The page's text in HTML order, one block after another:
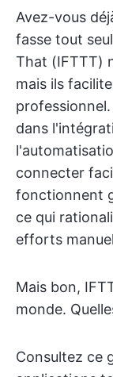
Avez-vous
fasse tout
That (IFTTT)
mais ils
dans
connecter
fonctionnent
ce qui
efforts
Mais bon,
monde.
Consultez ce